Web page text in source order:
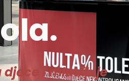
i mladih je